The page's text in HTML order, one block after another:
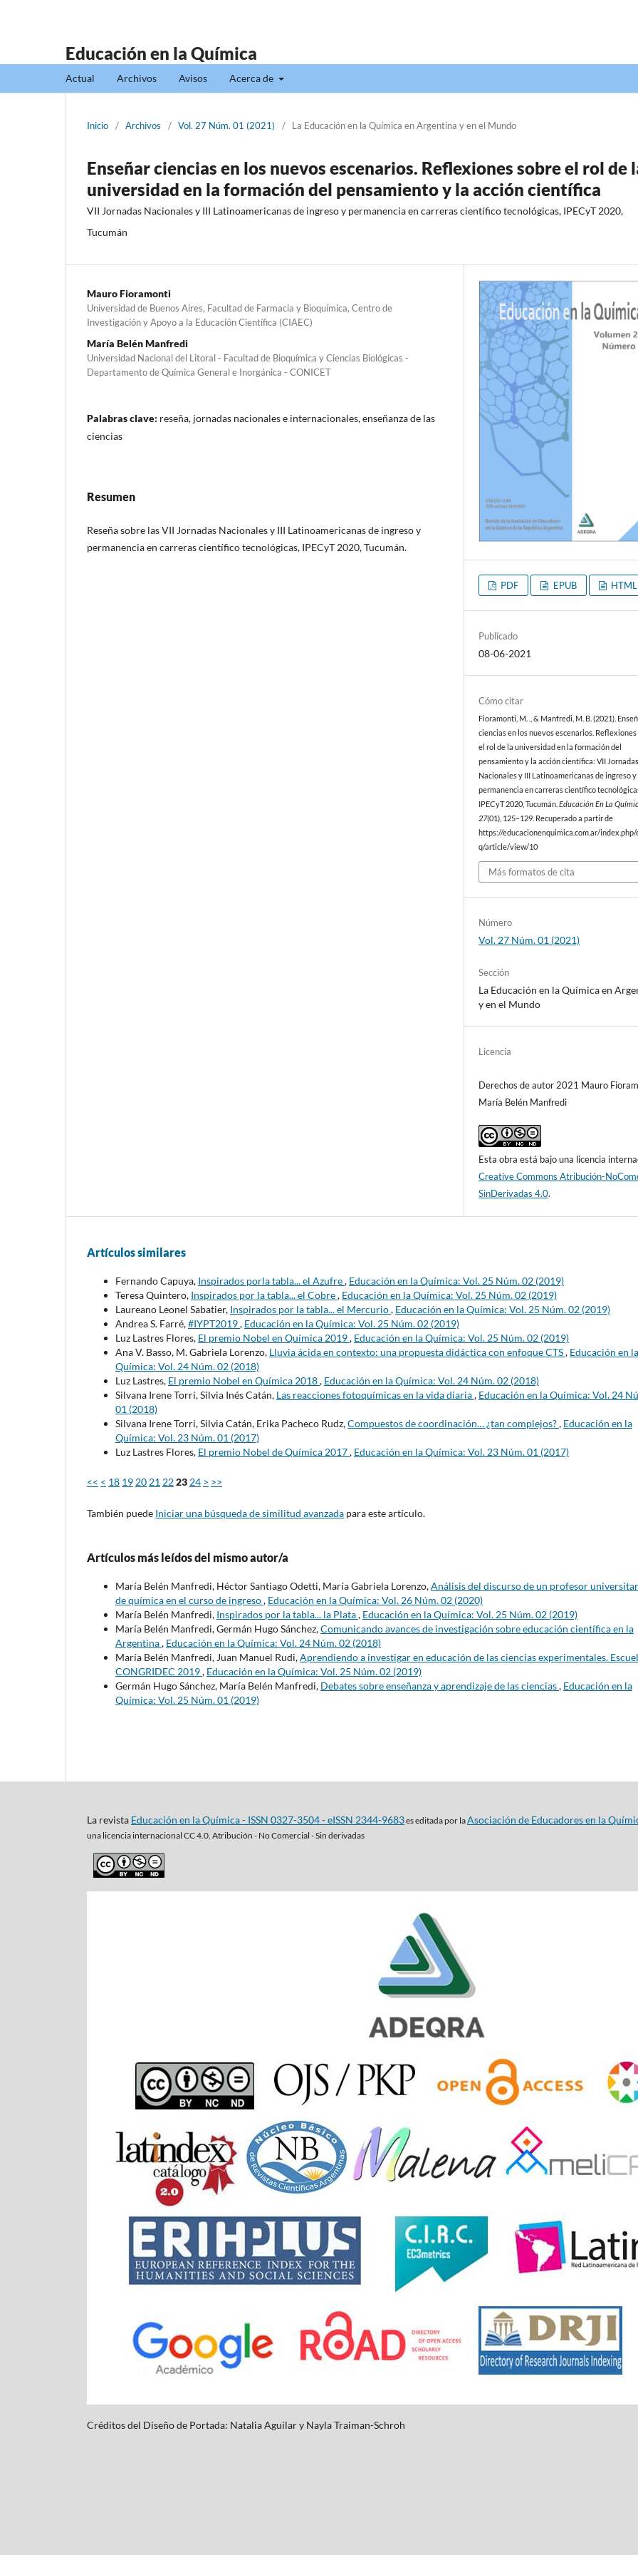
Educación en la Química
Actual Archivos Avisos Acerca de
Inicio / Archivos / Vol. 27 Núm. 01 (2021) / La Educación en la Química en Argentina y en el Mundo
Enseñar ciencias en los nuevos escenarios. Reflexiones sobre el rol de
universidad en la formación del pensamiento y la acción científica
VII Jornadas Nacionales y III Latinoamericanas de ingreso y permanencia en carreras científico tecnológicas, IPECyT 2020,
Tucumán
Mauro Fioramonti
Universidad de Buenos Aires, Facultad de Farmacia y Bioquímica, Centro de
Investigación y Apoyo a la Educación Científica (CIAEC)
María Belén Manfredi
Universidad Nacional del Litoral - Facultad de Bioquímica y Ciencias Biológicas -
Departamento de Química General e Inorgánica - CONICET
Palabras clave: reseña, jornadas nacionales e internacionales, enseñanza de las
ciencias
Resumen
Reseña sobre las VII Jornadas Nacionales y III Latinoamericanas de ingreso y
permanencia en carreras científico tecnológicas, IPECyT 2020, Tucumán.
PDF EPUB HTML
Publicado
08-06-2021
Cómo citar
Fioramonti, M. ., & Manfredi, M. B. (2021).
ciencias en los nuevos escenarios. Reflexiones
el rol de la universidad en la formación del
pensamiento y la acción científica: VII Jornadas
Nacionales y III Latinoamericanas de ingreso y
permanencia en carreras científico
IPECyT 2020, Tucumán.Educación En La
27(01), 125–129. Recuperado a partir de
https://educacionenquimica.com.ar/index.php/
q/article/view/10
Más formatos de cita
Número
Vol. 27 Núm. 01 (2021)
Sección
La Educación en la Química en
y en el Mundo
Licencia
Derechos de autor 2021 Mauro
María Belén Manfredi
Esta obra está bajo una licencia
Creative Commons Atribución-
SinDerivadas 4.0.
Artículos similares
Fernando Capuya, Inspirados porla tabla... el Azufre, Educación en la Química: Vol. 25 Núm. 02 (2019)
Teresa Quintero, Inspirados por la tabla... el Cobre, Educación en la Química: Vol. 25 Núm. 02 (2019)
Laureano Leonel Sabatier, Inspirados por la tabla... el Mercurio, Educación en la Química: Vol. 25 Núm. 02 (2019)
Andrea S. Farré,#IYPT2019, Educación en la Química: Vol. 25 Núm. 02 (2019)
Luz Lastres Flores, El premio Nobel en Química 2019, Educación en la Química: Vol. 25 Núm. 02 (2019)
Ana V. Basso, M. Gabriela Lorenzo, Lluvia ácida en contexto: una propuesta didáctica con enfoque CTS, Educación en la
Química: Vol. 24 Núm. 02 (2018)
Luz Lastres, El premio Nobel en Química 2018, Educación en la Química: Vol. 24 Núm. 02 (2018)
Silvana Irene Torri, Silvia Inés Catán, Las reacciones fotoquímicas en la vida diaria, Educación en la Química: Vol. 24
01 (2018)
Silvana Irene Torri, Silvia Catán, Erika Pacheco Rudz,Compuestos de coordinación… ¿tan complejos?, Educación en la
Química: Vol. 23 Núm. 01 (2017)
Luz Lastres Flores, El premio Nobel de Química 2017, Educación en la Química: Vol. 23 Núm. 01 (2017)
<< < 18 19 20 21 2223 24 > >>
También puede Iniciar una búsqueda de similitud avanzada para este artículo.
Artículos más leídos del mismo autor/a
María Belén Manfredi, Héctor Santiago Odetti, María Gabriela Lorenzo,Análisis del discurso de un profesor
de química en el curso de ingreso, Educación en la Química: Vol. 26 Núm. 02 (2020)
María Belén Manfredi, Inspirados por la tabla... la Plata, Educación en la Química: Vol. 25 Núm. 02 (2019)
María Belén Manfredi, Germán Hugo Sánchez,Comunicando avances de investigación sobre educación científica en la
Argentina, Educación en la Química: Vol. 24 Núm. 02 (2018)
María Belén Manfredi, Juan Manuel Rudi,Aprendiendo a investigar en educación de las ciencias experimentales.
CONGRIDEC 2019, Educación en la Química: Vol. 25 Núm. 02 (2019)
Germán Hugo Sánchez, María Belén Manfredi, Debates sobre enseñanza y aprendizaje de las ciencias, Educación en la
Química: Vol. 25 Núm. 01 (2019)
La revista Educación en la Química - ISSN 0327-3504 - eISSN 2344-9683es editada por laAsociación de Educadores en la
una licencia internacional CC 4.0. Atribución - No Comercial - Sin derivadas
Créditos del Diseño de Portada: Natalia Aguilar y NaylaTraiman-Schroh